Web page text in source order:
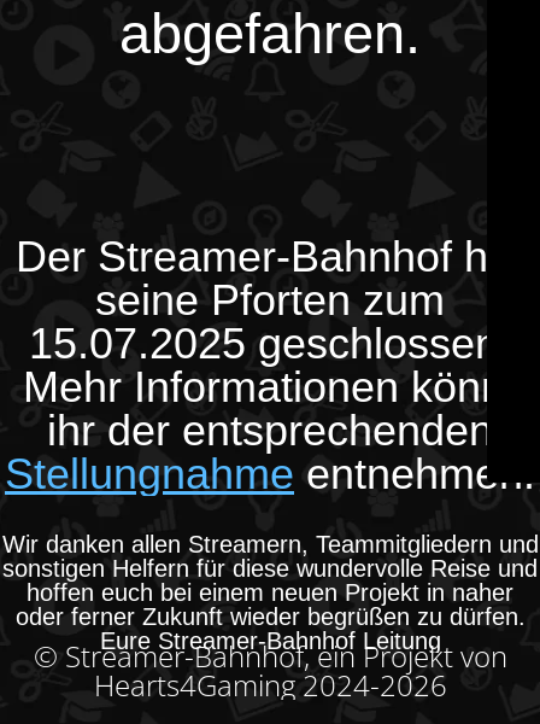
abgefahren.
Der Streamer-Bahnhof hat
seine Pforten zum
15.07.2025 geschlossen.
Mehr Informationen könnt
ihr der entsprechenden
Stellungnahme entnehmen.
Wir danken allen Streamern, Teammitgliedern und
sonstigen Helfern für diese wundervolle Reise und
hoffen euch bei einem neuen Projekt in naher
oder ferner Zukunft wieder begrüßen zu dürfen.
Eure Streamer-Bahnhof Leitung
© Streamer-Bahnhof, ein Projekt von
Hearts4Gaming 2024-2026